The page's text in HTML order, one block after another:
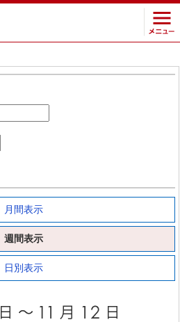
月間表示
週間表示
日別表示